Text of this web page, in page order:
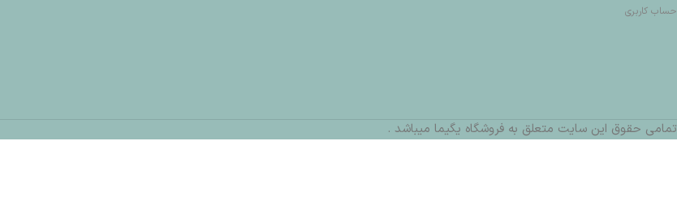
حساب کاربری
تمامی حقوق این سایت متعلق به فروشگاه یگیما میباشد .